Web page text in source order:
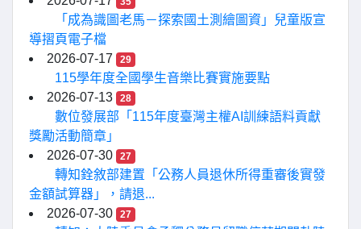
「成為識圖老馬－探索國土測繪圖資」兒童版宣
導摺頁電子檔
2026-07-17
29
115學年度全國學生音樂比賽實施要點
2026-07-13
28
數位發展部「115年度臺灣主權AI訓練語料貢獻
獎勵活動簡章」
2026-07-30
27
轉知銓敘部建置「公務人員退休所得重審後實發
金額試算器」，請退...
2026-07-30
27